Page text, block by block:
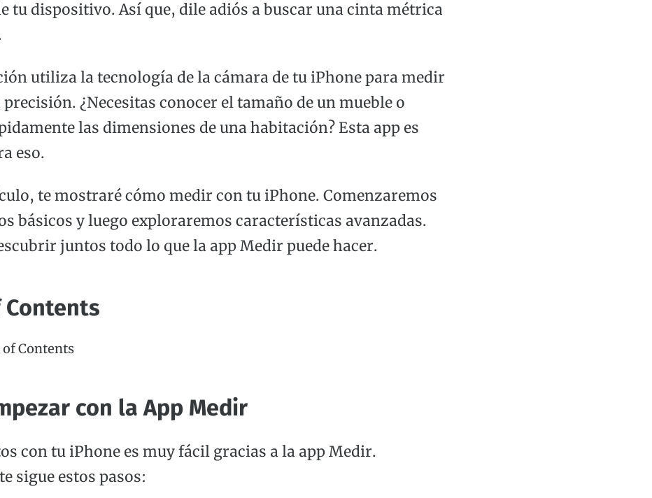
tu dispositivo. Así que, dile adiós a buscar una cinta métrica
utiliza la tecnología de la cámara de tu iPhone para medir
¿Necesitas conocer el tamaño de un mueble o
las dimensiones de una habitación? Esta app es
eso.
te mostraré cómo medir con tu iPhone. Comenzaremos
básicos y luego exploraremos características avanzadas.
juntos todo lo que la app Medir puede hacer.
Contents
of Contents
con la App Medir
con tu iPhone es muy fácil gracias a la app Medir.
sigue estos pasos: